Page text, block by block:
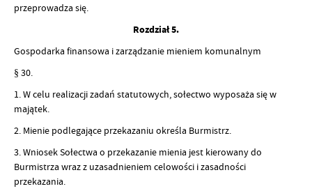
przeprowadza się.
Rozdział 5.
Gospodarka finansowa i zarządzanie mieniem komunalnym
§ 30.
1. W celu realizacji zadań statutowych, sołectwo wyposaża się w
majątek.
2. Mienie podlegające przekazaniu określa Burmistrz.
3. Wniosek Sołectwa o przekazanie mienia jest kierowany do
Burmistrza wraz z uzasadnieniem celowości i zasadności
przekazania.